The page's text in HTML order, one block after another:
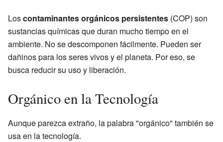
Loscontaminantes orgánicos persistentes (COP) son
sustancias químicas que duran mucho tiempo en el
ambiente. No se descomponen fácilmente. Pueden ser
dañinos para los seres vivos y el planeta. Por eso, se
busca reducir su uso y liberación.
Orgánico en la Tecnología
Aunque parezca extraño, la palabra "orgánico" también se
usa en la tecnología.